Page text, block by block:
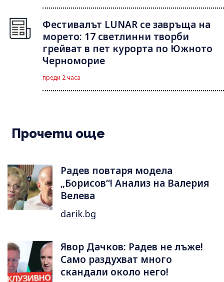
Фестивалът LUNAR се завръща на
морето: 17 светлинни творби
грейват в пет курорта по Южното
Черноморие
преди 2 часа
Прочети още
Радев повтаря модела
„Борисов“! Анализ на Валерия
Велева
darik.bg
Явор Дачков: Радев не лъже!
Само раздухват много
скандали около него!